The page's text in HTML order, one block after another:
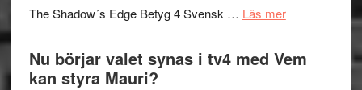
och
The Shadow´s Edge Betyg 4 Svensk … Läs merom
Shadow
Nu börjar valet synas i tv4 med Vem
kan styra Mauri?